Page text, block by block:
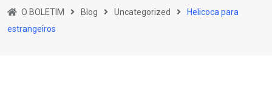
O BOLETIM Blog Uncategorized
Helicoca para
estrangeiros